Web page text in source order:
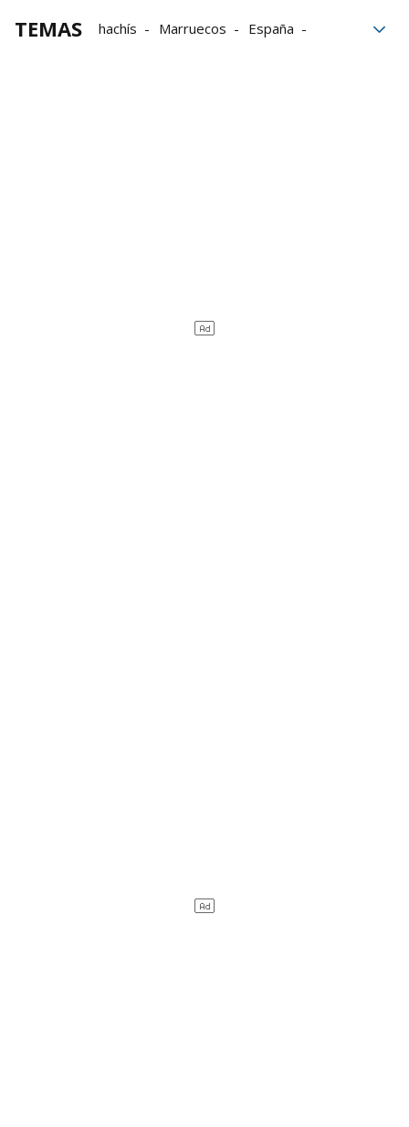
TEMAS hachís Marruecos
España